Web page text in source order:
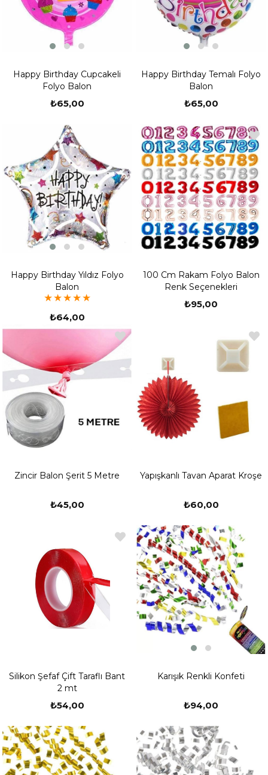
Happy Birthday Cupcakeli
Folyo Balon
₺65,00
Happy Birthday Temalı Folyo
Balon
₺65,00
Happy Birthday Yıldız Folyo
Balon
★★★★★
₺64,00
100 Cm Rakam Folyo Balon
Renk Seçenekleri
₺95,00
Zincir Balon Şerit 5 Metre
₺45,00
Yapışkanlı Tavan Aparat Kroşe
₺60,00
Silikon Şefaf Çift Taraflı Bant
2 mt
₺54,00
Karışık Renkli Konfeti
₺94,00